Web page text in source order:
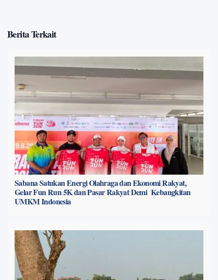
Berita Terkait
Sabana Satukan Energi Olahraga dan Ekonomi Rakyat,
Gelar Fun Run 5K dan Pasar Rakyat Demi Kebangkitan
UMKM Indonesia